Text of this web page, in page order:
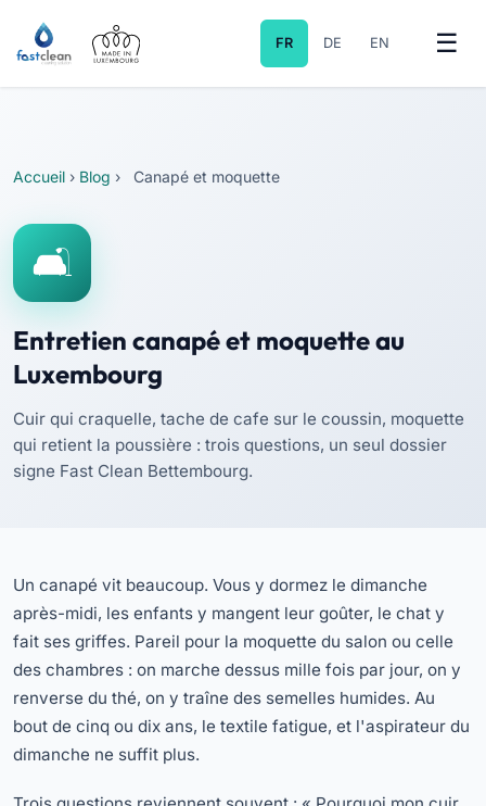
FR DE EN
Accueil › Blog › Canapé et moquette
Entretien canapé et moquette au
Luxembourg
Cuir qui craquelle, tache de cafe sur le coussin, moquette
qui retient la poussière : trois questions, un seul dossier
signe Fast Clean Bettembourg.
Un canapé vit beaucoup. Vous y dormez le dimanche
après-midi, les enfants y mangent leur goûter, le chat y
fait ses griffes. Pareil pour la moquette du salon ou celle
des chambres : on marche dessus mille fois par jour, on y
renverse du thé, on y traîne des semelles humides. Au
bout de cinq ou dix ans, le textile fatigue, et l'aspirateur du
dimanche ne suffit plus.